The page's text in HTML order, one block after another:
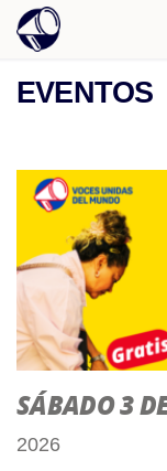
EVENTOS
SÁBADO 3
2026